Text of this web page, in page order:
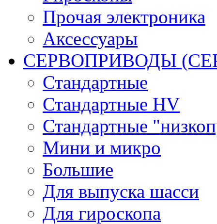
Прочая электроника
Аксессуары
СЕРВОПРИВОДЫ
Стандартные
Стандартные HV
Стандартные
Мини и микро
Большие
Для выпуска шасси
Для гироскопа